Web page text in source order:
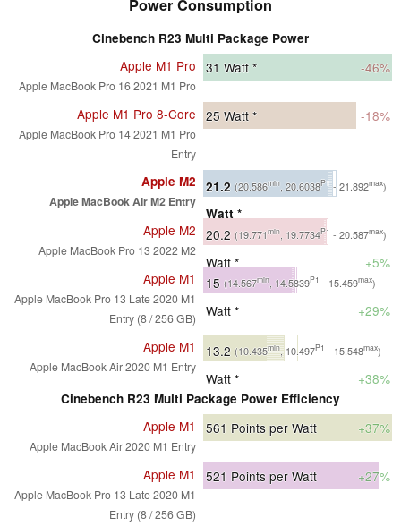
Power Consumption
Cinebench R23 Multi Package Power
Apple M1 Pro
Apple MacBook Pro 16 2021 M1 Pro
31 Watt * -46%
Apple M1 Pro 8-Core
Apple MacBook Pro 14 2021 M1 Pro
Entry
25 Watt * -18%
Apple M2
Apple MacBook Air M2 Entry
21.2 (20.586min, 20.6038P1- 21.892max)
Watt *
Apple M2
Apple MacBook Pro 13 2022 M2
20.2 (19.771min, 19.7734P1 - 20.587max)
Watt *
+5%
Apple M1
Apple MacBook Pro 13 Late 2020 M1
Entry (8 / 256 GB)
15 (14.567min, 14.5839P1 - 15.459max)
Watt *
+29%
Apple M1
Apple MacBook Air 2020 M1 Entry
13.2 (10.435min, 10.497P1 - 15.548max)
Watt * +38%
Cinebench R23 Multi Package Power Efficiency
Apple M1
Apple MacBook Air 2020 M1 Entry
561 Points per Watt +37%
Apple M1
Apple MacBook Pro 13 Late 2020 M1
Entry (8 / 256 GB)
521 Points per Watt +27%